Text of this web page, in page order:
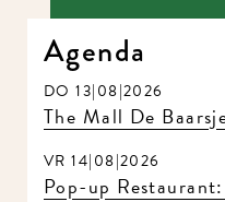
Agenda
DO 13|08|2026
The Mall De
VR 14|08|2026
Pop-up